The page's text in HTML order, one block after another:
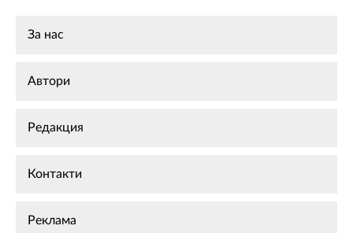
За нас
Автори
Редакция
Контакти
Реклама